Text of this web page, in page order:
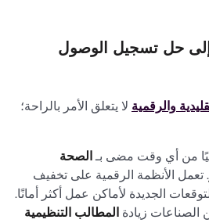
إلى حل تسجيل الوصول
والرقمية لا يتعلق الأمر بالراحة؛
من أي وقت مضى بـالصحة
. تعمل الأنظمة الرقمية على تخفيف
الجديدة لأماكن عمل أكثر أمانًا.
الصناعات زيادة المطالب التنظيمية